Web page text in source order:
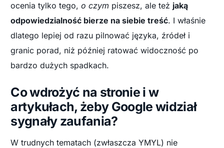
ocenia tylko tego,o czym piszesz, ale też jaką
odpowiedzialność bierze na siebie treść. I właśnie
dlatego lepiej od razu pilnować języka, źródeł i
granic porad, niż później ratować widoczność po
bardzo dużych spadkach.
Co wdrożyć na stronie i w
artykułach, żeby Google widział
sygnały zaufania?
W trudnych tematach (zwłaszcza YMYL) nie